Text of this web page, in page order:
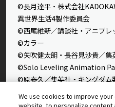
©長月達平・株式会社
異世界生活4製作委員会
©西尾維新／講談社・アニプレ
©カラー
©矢吹健太朗・長谷見沙貴／集
©Solo Leveling Animation
©原泰久／集英社・キングダム
©石田スイ／集英社・東京喰種
We use cookies to improve